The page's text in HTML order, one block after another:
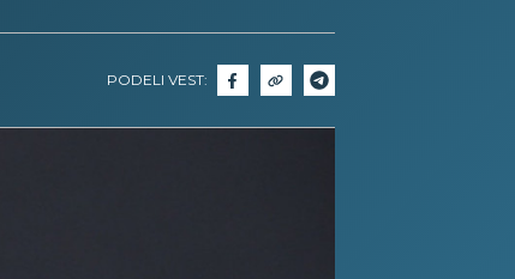
PODELI VEST: